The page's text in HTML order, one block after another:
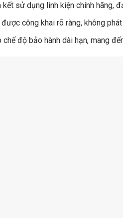
sử dụng linh kiện chính hãng,
công khai rõ ràng, không
độ bảo hành dài hạn, mang